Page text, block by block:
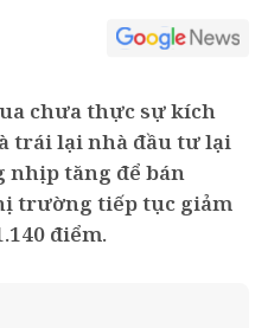
chưa thực sự kích
trái lại nhà đầu tư lại
tăng để bán
trường tiếp tục giảm
điểm.